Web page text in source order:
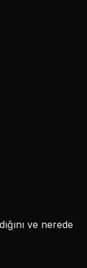
ve nerede